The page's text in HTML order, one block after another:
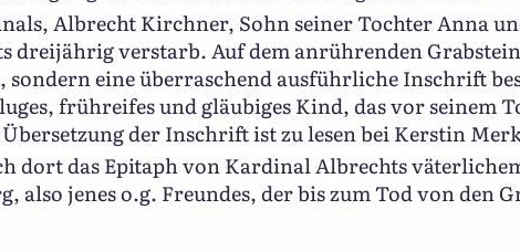
Albrecht Kirchner, Sohn seiner Tochter Anna
dreijährig verstarb. Auf dem anrührenden
sondern eine überraschend ausführliche Inschrift
frühreifes und gläubiges Kind, das vor seinem
der Inschrift ist zu lesen bei Kerstin
dort das Epitaph von Kardinal Albrechts
also jenes o.g. Freundes, der bis zum Tod von den